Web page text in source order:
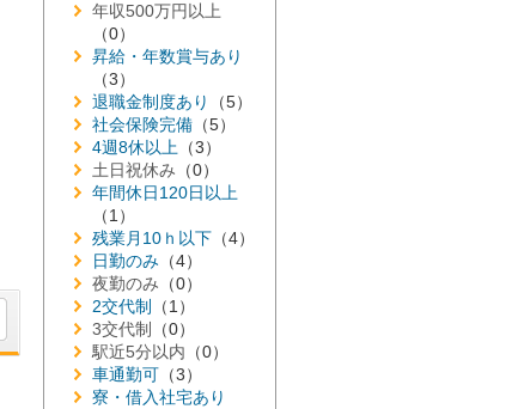
年収500万円以上
（0）
昇給・年数賞与あり
（3）
退職金制度あり
（5）
社会保険完備 （5）
4週8休以上 （3）
土日祝休み （0）
年間休日120日以上
（1）
残業月10ｈ以下 （4）
日勤のみ （4）
夜勤のみ （0）
2交代制
（1）
3交代制
（0）
駅近5分以内 （0）
車通勤可 （3）
寮・借入社宅あり